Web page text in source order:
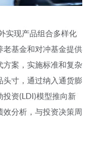
实现产品组合多样化
老基金和对冲基金提供
方案，实施标准和复杂
头寸，通过纳入通货膨
投资(LDI)模型推向新
效分析，与投资决策周